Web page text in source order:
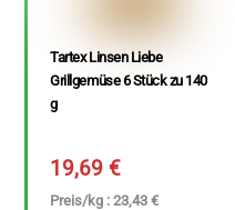
Tartex Linsen Liebe
Grillgemüse 6 Stück zu 140
g
19,69€
Preis/kg : 23,43 €